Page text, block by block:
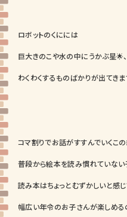
ロボットのくにには
巨大きのこや水の中にうかぶ星🌟
わくわくするものばかりが出てきま
コマ割りでお話がすすんでいくこの
普段から絵本を読み慣れていない
読み本はちょっとむずかしいと感
幅広い年令のお子さんが楽しめる